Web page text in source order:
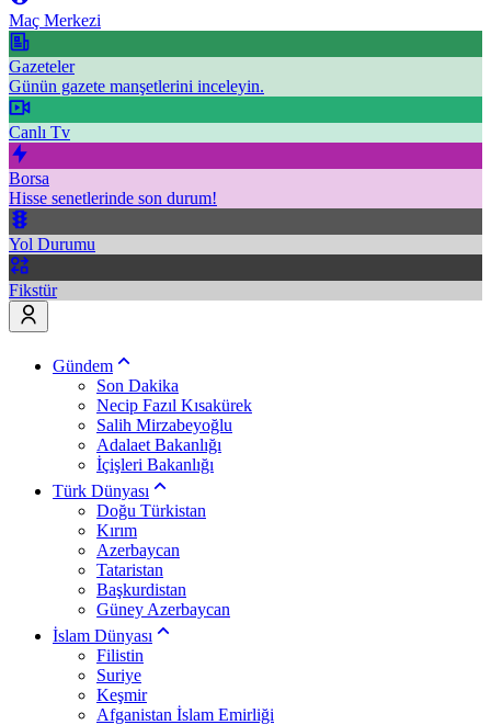
Maç Merkezi
Gazeteler
Günün gazete manşetlerini inceleyin.
Canlı Tv
Borsa
Hisse senetlerinde son durum!
Yol Durumu
Fikstür
Gündem
Son Dakika
Necip Fazıl Kısakürek
Salih Mirzabeyoğlu
Adalaet Bakanlığı
İçişleri Bakanlığı
Türk Dünyası
Doğu Türkistan
Kırım
Azerbaycan
Tataristan
Başkurdistan
Güney Azerbaycan
İslam Dünyası
Filistin
Suriye
Keşmir
Afganistan İslam Emirliği